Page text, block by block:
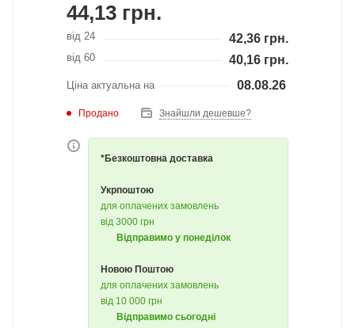
44,13 грн.
від 24 42,36 грн.
від 60 40,16 грн.
Ціна актуальна на 08.08.26
Продано Знайшли дешевше?
*Безкоштовна доставка
Укрпоштою
для оплачених замовлень
від 3000 грн
Відправимо у понеділок
Новою Поштою
для оплачених замовлень
від 10 000 грн
Відправимо сьогодні